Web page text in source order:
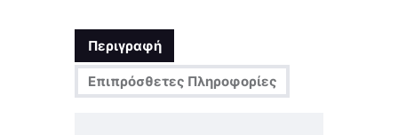
Περιγραφή
Επιπρόσθετες Πληροφορίες